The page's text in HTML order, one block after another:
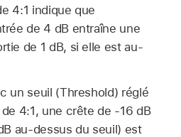
4:1 indique que
de 4 dB entraîne une
de 1 dB, si elle est au-
un seuil (Threshold) réglé
4:1, une crête de -16 dB
au-dessus du seuil) est